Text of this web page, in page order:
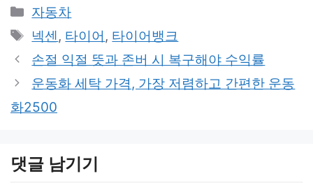
카
테
리
자동차
태
그
넥센, 타이어 , 타이어뱅크
손절 익절 뜻과 존버 시 복구해야 수익률
운동화 세탁 가격, 가장 저렴하고 간편한 운동
화2500
댓글 남기기